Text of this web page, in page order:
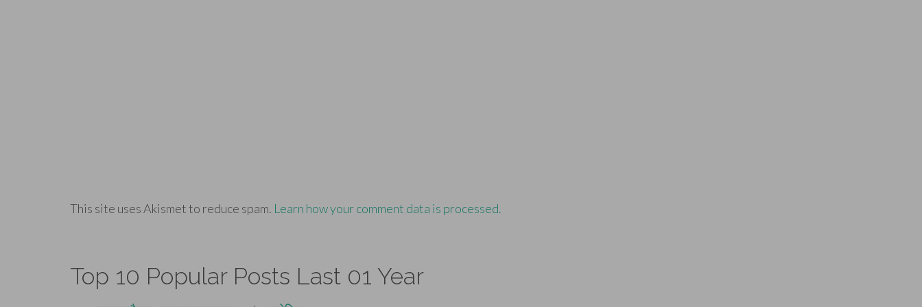
This site uses Akismet to reduce spam. Learn how your comment data is processed.
Top 10 Popular Posts Last 01 Year